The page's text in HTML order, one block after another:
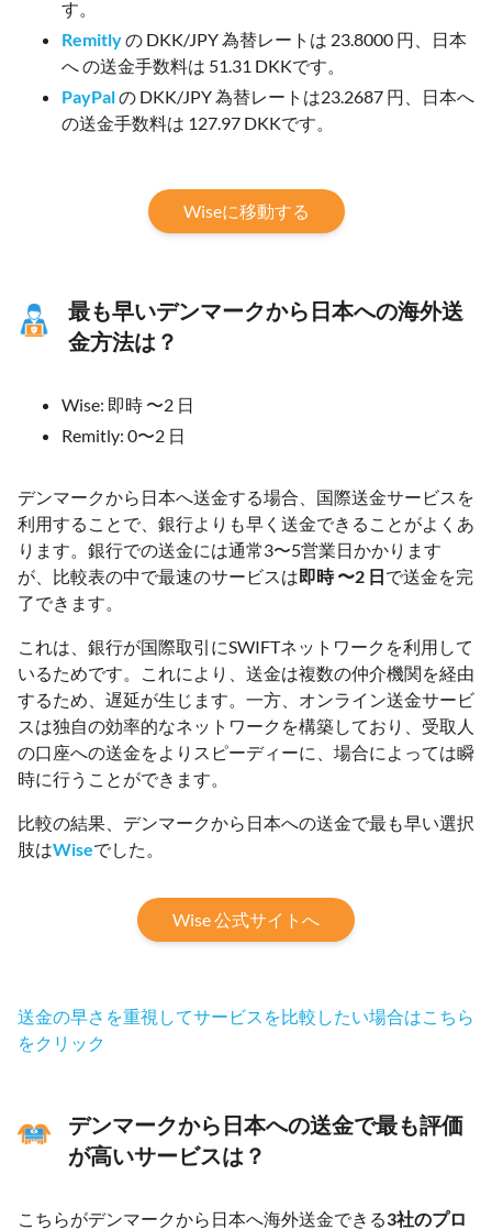
す。
Remitlyの DKK/JPY 為替レートは 23.8000 円、日本
へ の送金手数料は 51.31 DKKです。
PayPalの DKK/JPY 為替レートは23.2687 円、日本へ
の送金手数料は 127.97 DKKです。
Wiseに移動する
最も早いデンマークから日本への海外送
金方法は？
Wise: 即時 〜2 日
Remitly: 0〜2 日
デンマークから日本へ送金する場合、国際送金サービスを
利用することで、銀行よりも早く送金できることがよくあ
ります。銀行での送金には通常3〜5営業日かかります
が、比較表の中で最速のサービスは即時 〜2 日で送金を完
了できます。
これは、銀行が国際取引にSWIFTネットワークを利用して
いるためです。これにより、送金は複数の仲介機関を経由
するため、遅延が生じます。一方、オンライン送金サービ
スは独自の効率的なネットワークを構築しており、受取人
の口座への送金をよりスピーディーに、場合によっては瞬
時に行うことができます。
比較の結果、デンマークから日本への送金で最も早い選択
肢はWiseでした。
Wise 公式サイトへ
送金の早さを重視してサービスを比較したい場合はこちら
をクリック
デンマークから日本への送金で最も評価
が高いサービスは？
こちらがデンマークから日本へ海外送金できる3社のプロ